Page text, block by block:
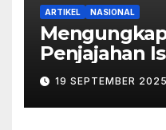
ARTIKEL NASIONAL
Penjajahan
Palestina
Pappé
19 SEPTEMBER 2025